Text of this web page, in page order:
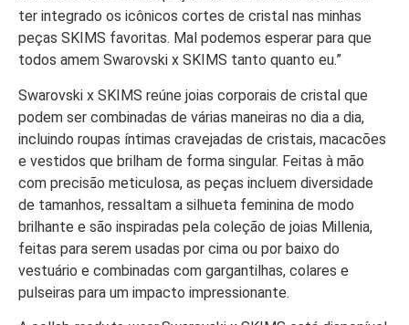
ter integrado os icônicos cortes de cristal nas minhas
peças SKIMS favoritas. Mal podemos esperar para que
todos amem Swarovski x SKIMS tanto quanto eu.”
Swarovski x SKIMS reúne joias corporais de cristal que
podem ser combinadas de várias maneiras no dia a dia,
incluindo roupas íntimas cravejadas de cristais, macacões
e vestidos que brilham de forma singular. Feitas à mão
com precisão meticulosa, as peças incluem diversidade
de tamanhos, ressaltam a silhueta feminina de modo
brilhante e são inspiradas pela coleção de joias Millenia,
feitas para serem usadas por cima ou por baixo do
vestuário e combinadas com gargantilhas, colares e
pulseiras para um impacto impressionante.